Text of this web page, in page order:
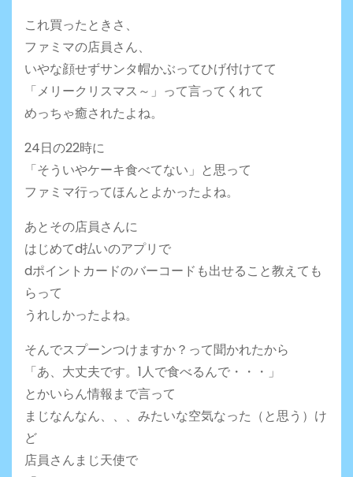
これ買ったときさ、
ファミマの店員さん、
いやな顔せずサンタ帽かぶってひげ付けてて
「メリークリスマス～」って言ってくれて
めっちゃ癒されたよね。
24日の22時に
「そういやケーキ食べてない」と思って
ファミマ行ってほんとよかったよね。
あとその店員さんに
はじめてd払いのアプリで
dポイントカードのバーコードも出せること教えても
らって
うれしかったよね。
そんでスプーンつけますか？って聞かれたから
「あ、大丈夫です。1人で食べるんで・・・」
とかいらん情報まで言って
まじなんなん、、、みたいな空気なった（と思う）け
ど
店員さんまじ天使で